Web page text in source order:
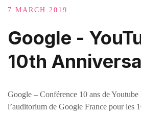
7 MARCH 2019
Google -
10th
Google – Conférence 10 ans de
l’auditorium de Google France pour les